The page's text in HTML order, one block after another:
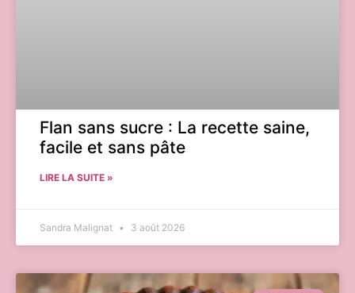
Flan sans sucre : La recette saine,
facile et sans pâte
LIRE LA SUITE »
Sandra Malignat 3 août 2026